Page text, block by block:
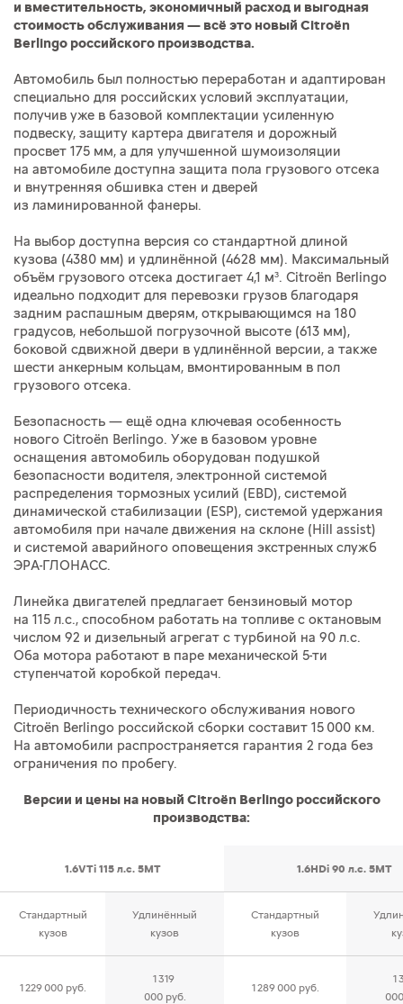
и вместительность, экономичный расход и выгодная
стоимость обслуживания — всё это новый Citroёn
Berlingo российского производства.
Автомобиль был полностью переработан и адаптирован
специально для российских условий эксплуатации,
получив уже в базовой комплектации усиленную
подвеску, защиту картера двигателя и дорожный
просвет 175 мм, а для улучшенной шумоизоляции
на автомобиле доступна защита пола грузового отсека
и внутренняя обшивка стен и дверей
из ламинированной фанеры.
На выбор доступна версия со стандартной длиной
кузова (4380 мм) и удлинённой (4628 мм). Максимальный
объём грузового отсека достигает 4,1 м³. Citroёn Berlingo
идеально подходит для перевозки грузов благодаря
задним распашным дверям, открывающимся на 180
градусов, небольшой погрузочной высоте (613 мм),
боковой сдвижной двери в удлинённой версии, а также
шести анкерным кольцам, вмонтированным в пол
грузового отсека.
Безопасность — ещё одна ключевая особенность
нового Citroёn Berlingo. Уже в базовом уровне
оснащения автомобиль оборудован подушкой
безопасности водителя, электронной системой
распределения тормозных усилий (EBD), системой
динамической стабилизации (ESP), системой удержания
автомобиля при начале движения на склоне (Hill assist)
и системой аварийного оповещения экстренных служб
ЭРА-ГЛОНАСС.
Линейка двигателей предлагает бензиновый мотор
на 115 л.с., способном работать на топливе с октановым
числом 92 и дизельный агрегат с турбиной на 90 л.с.
Оба мотора работают в паре механической 5-ти
ступенчатой коробкой передач.
Периодичность технического обслуживания нового
Citroёn Berlingo российской сборки составит 15 000 км.
На автомобили распространяется гарантия 2 года без
ограничения по пробегу.
Версии и цены на новый Citroёn Berlingo российского
производства:
1.6VTi 115 л.с. 5MT 1.6HDi 90 л.с. 5MT
Стандартный
кузов
Удлинённый
кузов
Стандартный
кузов
1 229 000 руб.
1 319
000 руб.
1 289 000 руб.
1